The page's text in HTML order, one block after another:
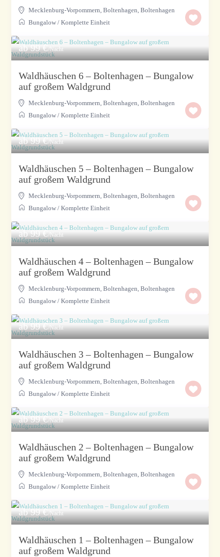
Mecklenburg-Vorpommern, Boltenhagen,Boltenhagen
Bungalow /Komplette Einheit
ab 99 €/Nacht
Waldhäuschen 6 – Boltenhagen – Bungalow
auf großem Waldgrund
Mecklenburg-Vorpommern, Boltenhagen,Boltenhagen
Bungalow /Komplette Einheit
ab 99 €/Nacht
Waldhäuschen 5 – Boltenhagen – Bungalow
auf großem Waldgrund
Mecklenburg-Vorpommern, Boltenhagen,Boltenhagen
Bungalow /Komplette Einheit
ab 99 €/Nacht
Waldhäuschen 4 – Boltenhagen – Bungalow
auf großem Waldgrund
Mecklenburg-Vorpommern, Boltenhagen,Boltenhagen
Bungalow /Komplette Einheit
ab 99 €/Nacht
Waldhäuschen 3 – Boltenhagen – Bungalow
auf großem Waldgrund
Mecklenburg-Vorpommern, Boltenhagen,Boltenhagen
Bungalow /Komplette Einheit
ab 99 €/Nacht
Waldhäuschen 2 – Boltenhagen – Bungalow
auf großem Waldgrund
Mecklenburg-Vorpommern, Boltenhagen,Boltenhagen
Bungalow /Komplette Einheit
ab 99 €/Nacht
Waldhäuschen 1 – Boltenhagen – Bungalow
auf großem Waldgrund